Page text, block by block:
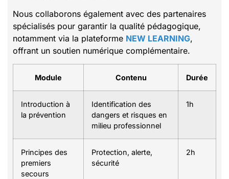
Nous collaborons également avec des partenaires
spécialisés pour garantir la qualité pédagogique,
notamment via la plateforme NEW LEARNING,
offrant un soutien numérique complémentaire.
Module Contenu Durée
Introduction à
la prévention
Identification des
dangers et risques en
milieu professionnel
1h
Principes des
premiers
secours
Protection, alerte,
sécurité
2h